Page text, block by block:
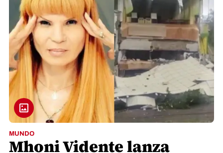
MUNDO
Mhoni Vidente lanza